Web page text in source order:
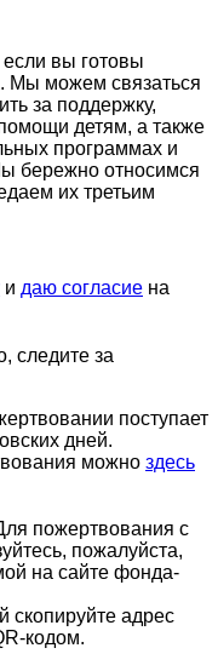
вы готовы
Мы можем связаться
за поддержку,
помощи детям, а также
программах и
бережно относимся
их третьим
и даю согласие на
следите за
поступает
дней.
можно здесь
пожертвования с
пожалуйста,
на сайте фонда-
скопируйте адрес
кодом.